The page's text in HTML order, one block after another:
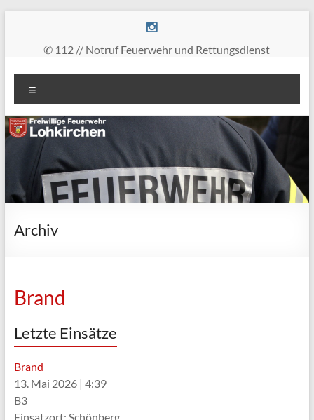
springen✆ 112 // Notruf Feuerwehr und Rettungsdienst
Freiwillige
Feuerwehr
Lohkirchen
retten
löschen
bergen
Archiv
Brand
Letzte Einsätze
Brand
13. Mai 2026| 4:39
B3
Einsatzort: Schönberg